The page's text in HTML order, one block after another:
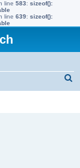
line 583: sizeof():
line 639: sizeof():